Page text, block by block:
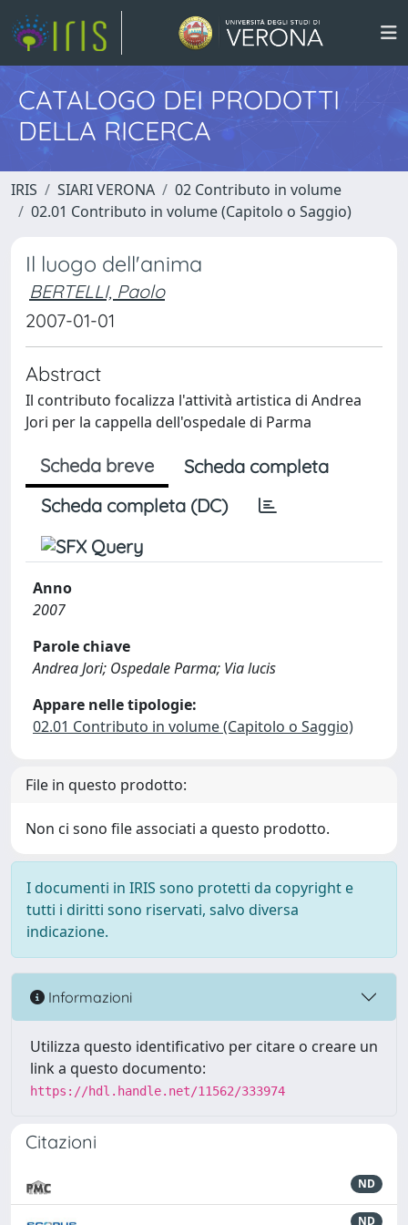
CATALOGO DEI PRODOTTI
DELLA RICERCA
IRIS SIARI VERONA
02 Contributo in volume
02.01 Contributo in volume (Capitolo o Saggio)
Il luogo dell'anima
BERTELLI, Paolo
2007-01-01
Abstract
Il contributo focalizza l'attività artistica di Andrea
Jori per la cappella dell'ospedale di Parma
Scheda breve
Scheda completa
Scheda completa (DC)
Anno
2007
Parole chiave
Andrea Jori; Ospedale Parma; Via lucis
Appare nelle tipologie:
02.01 Contributo in volume (Capitolo o Saggio)
File in questo prodotto:
Non ci sono file associati a questo prodotto.
I documenti in IRIS sono protetti da copyright e
tutti i diritti sono riservati, salvo diversa
indicazione.
Informazioni
Utilizza questo identificativo per citare o creare un
link a questo documento:
https://hdl.handle.net/11562/333974
Citazioni
ND
ND